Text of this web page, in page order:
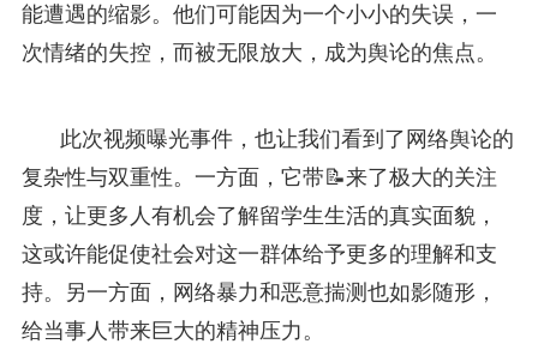
能遭遇的缩影。他们可能因为一个小小的失误，一
次情绪的失控，而被无限放大，成为舆论的焦点。
此次视频曝光事件，也让我们看到了网络舆论的
复杂性与双重性。一方面，它带📝来了极大的关注
度，让更多人有机会了解留学生生活的真实面貌，
这或许能促使社会对这一群体给予更多的理解和支
持。另一方面，网络暴力和恶意揣测也如影随形，
给当事人带来巨大的精神压力。